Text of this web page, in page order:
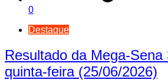
0
Destaque
Resultado da Mega-Sena
quinta-feira (25/06/2026)